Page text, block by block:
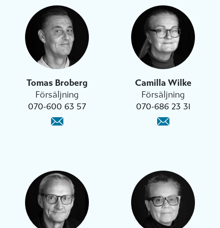
Tomas Broberg
Försäljning
070-600 63 57
Camilla Wilke
Försäljning
070-686 23 31